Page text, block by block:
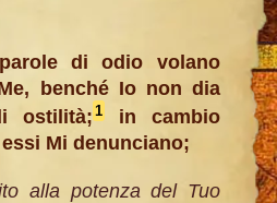
di odio volano
benché Io non dia
ostilità; 1in cambio
Mi denunciano;
alla potenza del Tuo